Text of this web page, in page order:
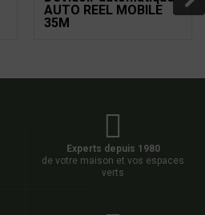
AUTO REEL MOBILE
35M
Experts depuis 1980
de votre maison et vos espaces
verts